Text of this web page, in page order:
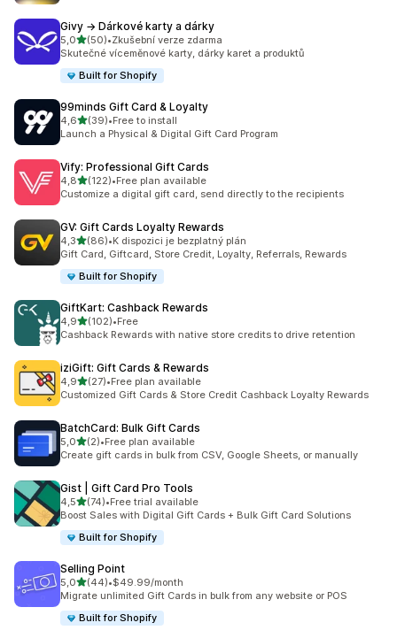
Givy → Dárkové karty a dárky
5,0z 5 hvězd
(50)
Celkový počet recenzí: 50
•Zkušební verze zdarma
Skutečné víceměnové karty, dárky karet a produktů
Built for Shopify
99minds Gift Card & Loyalty
4,6z 5 hvězd
(39)
Celkový počet recenzí: 39
•Free to install
Launch a Physical & Digital Gift Card Program
Vify: Professional Gift Cards
4,8z 5 hvězd
(122)
Celkový počet recenzí: 122
•Free plan available
Customize a digital gift card, send directly to the recipients
GV: Gift Cards Loyalty Rewards
4,3z 5 hvězd
(86)
Celkový počet recenzí: 86
•K dispozici je bezplatný plán
Gift Card, Giftcard, Store Credit, Loyalty, Referrals, Rewards
Built for Shopify
GiftKart: Cashback Rewards
4,9z 5 hvězd
(102)
Celkový počet recenzí: 102
•Free
Cashback Rewards with native store credits to drive retention
iziGift: Gift Cards & Rewards
4,9z 5 hvězd
(27)
Celkový počet recenzí: 27
•Free plan available
Customized Gift Cards & Store Credit Cashback Loyalty Rewards
BatchCard: Bulk Gift Cards
5,0z 5 hvězd
(2)
Celkový počet recenzí: 2
•Free plan available
Create gift cards in bulk from CSV, Google Sheets, or manually
Gist | Gift Card Pro Tools
4,5z 5 hvězd
(74)
Celkový počet recenzí: 74
•Free trial available
Boost Sales with Digital Gift Cards + Bulk Gift Card Solutions
Built for Shopify
Selling Point
5,0z 5 hvězd
(44)
Celkový počet recenzí: 44
•$49.99/month
Migrate unlimited Gift Cards in bulk from any website or POS
Built for Shopify